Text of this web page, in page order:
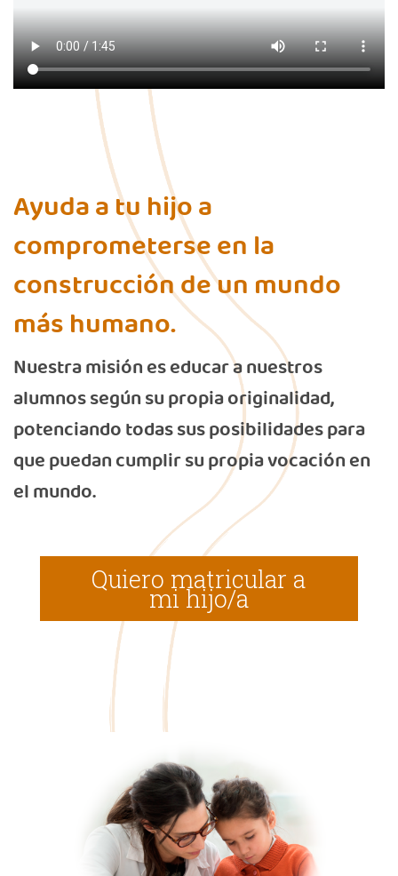
Ayuda a tu hijo a
comprometerse en la
construcción de un mundo
más humano.
Nuestra misión es educar a nuestros
alumnos según su propia originalidad,
potenciando todas sus posibilidades para
que puedan cumplir su propia vocación en
el mundo.
Quiero matricular a
mi hijo/a